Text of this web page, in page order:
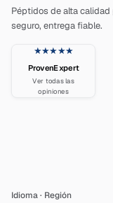
Péptidos de alta
seguro, entrega fiable.
★★★★★
ProvenExpert
Ver todas las
opiniones
Idioma· Región